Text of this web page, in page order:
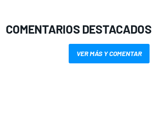
COMENTARIOS DESTACADOS
VER MÁS Y COMENTAR